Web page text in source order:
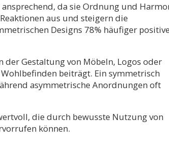
da sie Ordnung und
aus und steigern die
Designs 78% häufiger positive
der Gestaltung von Möbeln, Logos oder
beiträgt. Ein symmetrisch
asymmetrische Anordnungen oft
die durch bewusste Nutzung von
können.